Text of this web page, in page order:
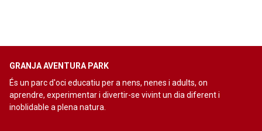
GRANJA AVENTURA PARK
És un parc d'oci educatiu per a nens, nenes i adults, on
aprendre, experimentar i divertir-se vivint un dia diferent i
inoblidable a plena natura.